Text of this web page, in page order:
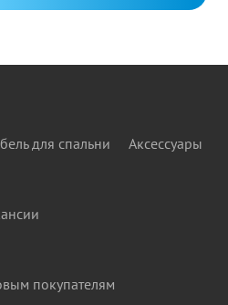
для спальни Аксессуары
покупателям